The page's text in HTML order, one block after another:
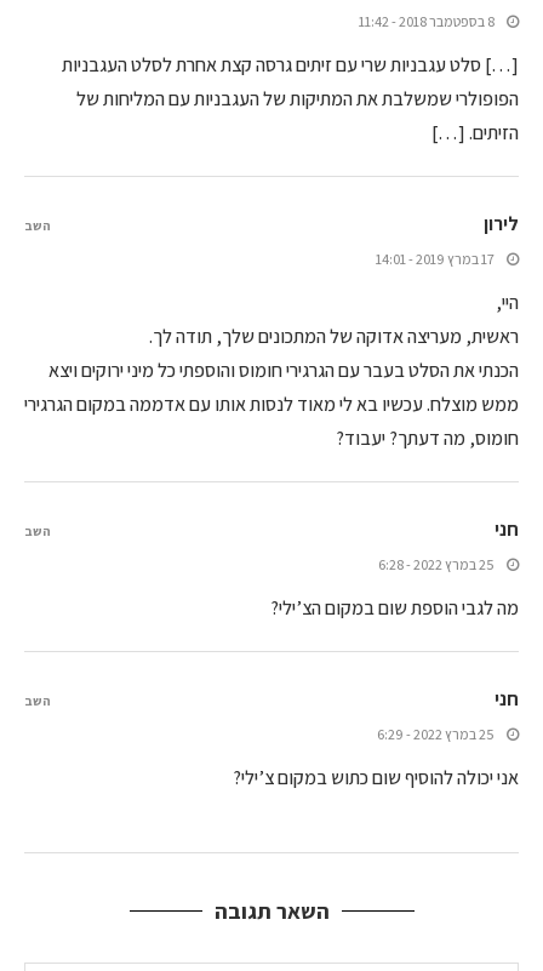
8 בספטמבר 2018 - 11:42
[…] סלט עגבניות שרי עם זיתים גרסה קצת אחרת לסלט העגבניות
הפופולרי שמשלבת את המתיקות של העגבניות עם המליחות של
הזיתים. […]
לירון
17 במרץ 2019 - 14:01
היי,
ראשית, מעריצה אדוקה של המתכונים שלך, תודה לך.
הכנתי את הסלט בעבר עם הגרגירי חומוס והוספתי כל מיני ירוקים ויצא
ממש מוצלח. עכשיו בא לי מאוד לנסות אותו עם אדממה במקום הגרגירי
חומוס, מה דעתך? יעבוד?
השב
חני
25 במרץ 2022 - 6:28
מה לגבי הוספת שום במקום הצ’ילי?
השב
חני
25 במרץ 2022 - 6:29
אני יכולה להוסיף שום כתוש במקום צ’ילי?
השב
השאר תגובה